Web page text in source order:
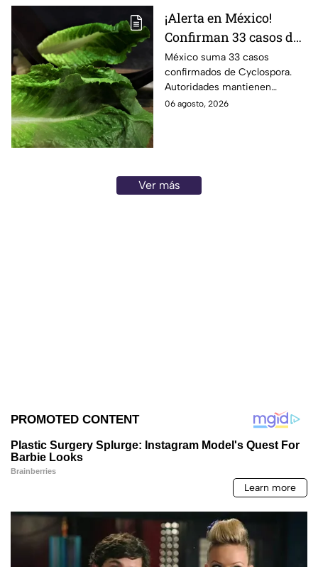
¡Alerta en México!
Confirman 33 casos de
Cyclospora; estos
estados ya reportan
contagios
México suma 33 casos
confirmados de Cyclospora.
Autoridades mantienen
vigilancia e investigan posibles
06 agosto, 2026
Ver más